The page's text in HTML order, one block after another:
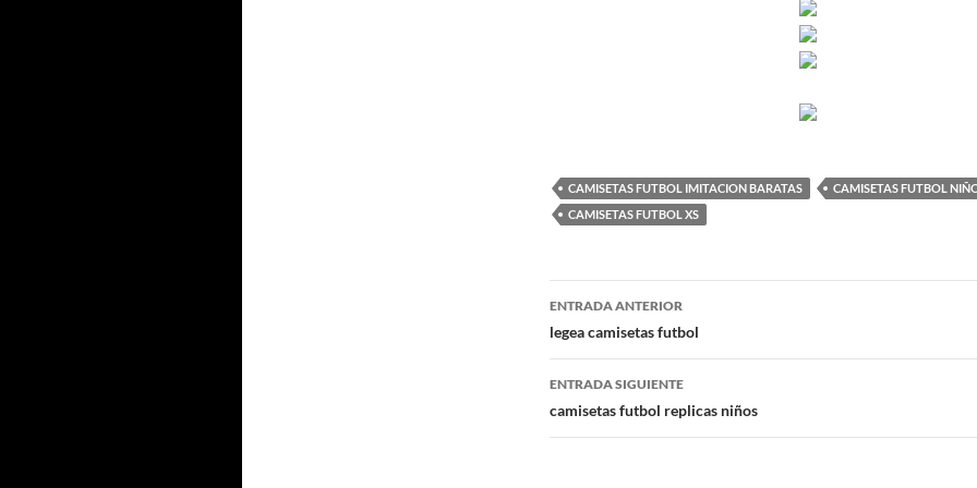
CAMISETAS FUTBOL IMITACION BARATAS
CAMISETAS FUTBOL
CAMISETAS FUTBOL XS
Navegación
de
entradas
ENTRADA ANTERIOR
legea camisetas futbol
ENTRADA SIGUIENTE
camisetas futbol replicas niños